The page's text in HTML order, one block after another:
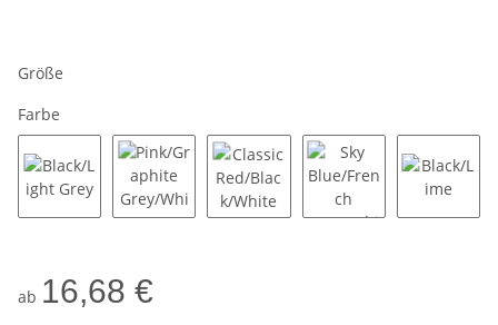
Größe
Farbe
ab 16,68 €